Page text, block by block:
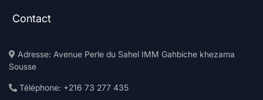
Contact
Adresse: Avenue Perle du Sahel IMM Gahbiche khezama
Sousse
Téléphone: +216 73 277 435